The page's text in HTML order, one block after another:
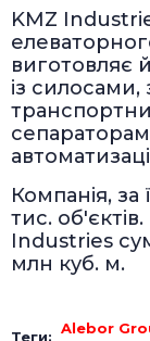
KMZ
виготовляє
із
Компанія,
тис.
Industries
млн куб. м.
Теги: Alebor